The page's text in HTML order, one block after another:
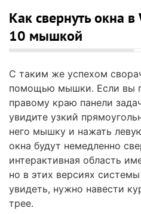
Как свернуть окна
10 мышкой
С таким же успехом
помощью мышки. Если вы
правому краю панели
увидите узкий
него мышку и нажать
окна будут немедленно
интерактивная область
но в этих версиях
увидеть, нужно навести
трее.